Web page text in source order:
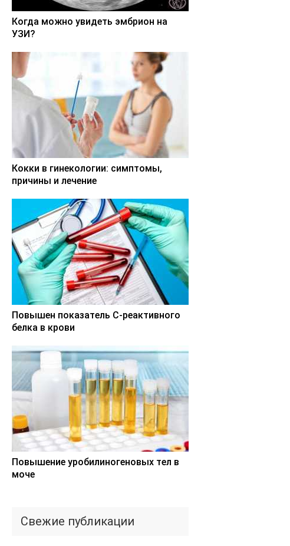
Когда можно увидеть эмбрион на
УЗИ?
Кокки в гинекологии: симптомы,
причины и лечение
Повышен показатель С-реактивного
белка в крови
Повышение уробилиногеновых тел в
моче
Свежие публикации